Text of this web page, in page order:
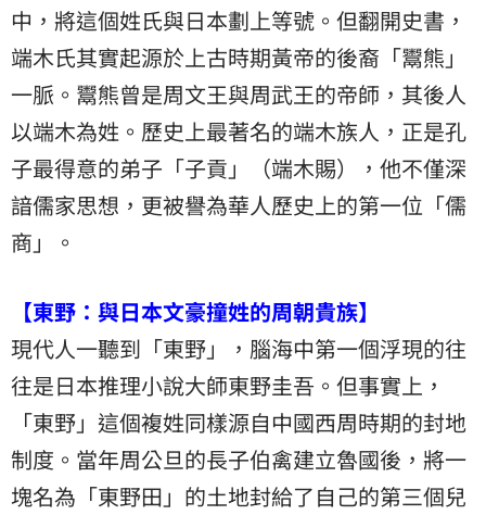
中，將這個姓氏與日本劃上等號。但翻開史書，
端木氏其實起源於上古時期黃帝的後裔「鬻熊」
一脈。鬻熊曾是周文王與周武王的帝師，其後人
以端木為姓。歷史上最著名的端木族人，正是孔
子最得意的弟子「子貢」（端木賜），他不僅深
諳儒家思想，更被譽為華人歷史上的第一位「儒
商」。
【東野：與日本文豪撞姓的周朝貴族】
現代人一聽到「東野」，腦海中第一個浮現的往
往是日本推理小說大師東野圭吾。但事實上，
「東野」這個複姓同樣源自中國西周時期的封地
制度。當年周公旦的長子伯禽建立魯國後，將一
塊名為「東野田」的土地封給了自己的第三個兒